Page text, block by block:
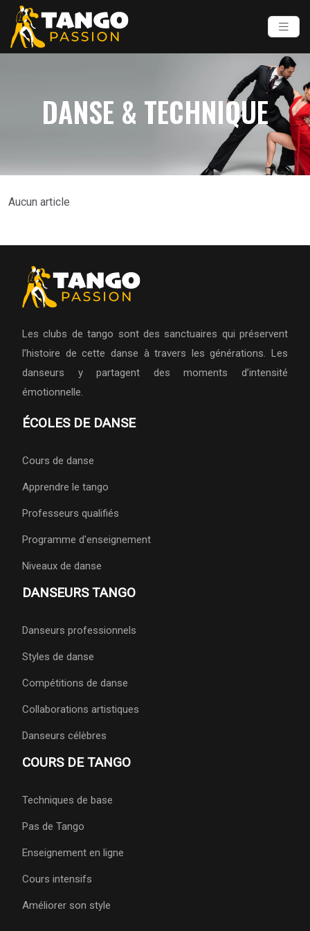
DANSE & TECHNIQUE
Aucun article
Les clubs de tango sont des sanctuaires qui préservent
l’histoire de cette danse à travers les générations. Les
danseurs y partagent des moments d’intensité
émotionnelle.
ÉCOLES DE DANSE
Cours de danse
Apprendre le tango
Professeurs qualifiés
Programme d'enseignement
Niveaux de danse
DANSEURS TANGO
Danseurs professionnels
Styles de danse
Compétitions de danse
Collaborations artistiques
Danseurs célèbres
COURS DE TANGO
Techniques de base
Pas de Tango
Enseignement en ligne
Cours intensifs
Améliorer son style